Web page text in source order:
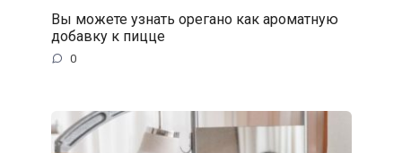
Вы можете узнать орегано как ароматную
добавку к пицце
0